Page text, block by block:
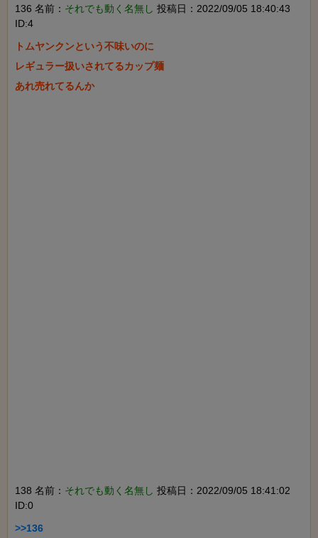
136 名前： それでも動く名無し 投稿日：2022/09/05 18:40:43
ID:4
トムヤンクンという不味いのに
レギュラー扱いされてるカップ麺
あれ売れてるんか
138 名前： それでも動く名無し 投稿日：2022/09/05 18:41:02
ID:0
>>136